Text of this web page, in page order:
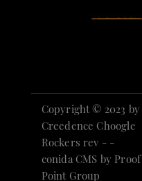
Copyright © 2023 by
Creedence Choogle
Rockers rev - -
conida CMS by Proof
Point Group